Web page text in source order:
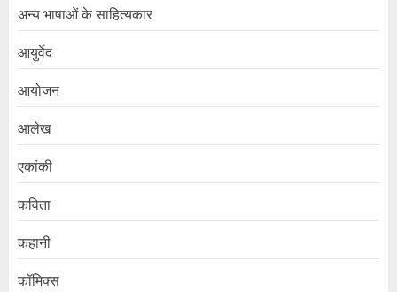
अन्य भाषाओं के साहित्यकार
आयुर्वेद
आयोजन
आलेख
एकांकी
कविता
कहानी
कॉमिक्स